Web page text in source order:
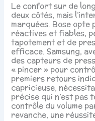
Le confort sur de
deux côtés, mais
marquées. Bose
réactives et fiables,
tapotement et de
efficace. Samsung,
des capteurs de
« pincer » pour
premiers retours
capricieuse,
précise qui n’est pas
contrôle du volume
revanche, une